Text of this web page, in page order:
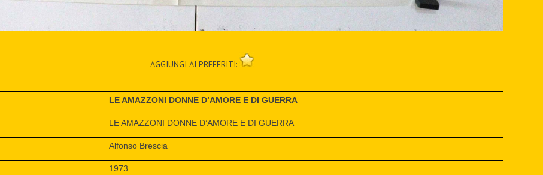
AGGIUNGI AI PREFERITI:
LE AMAZZONI DONNE D’AMORE E DI GUERRA
LE AMAZZONI DONNE D’AMORE E DI GUERRA
Alfonso Brescia
1973